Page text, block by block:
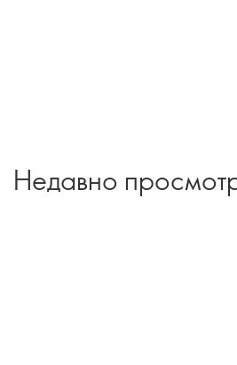
Недавно